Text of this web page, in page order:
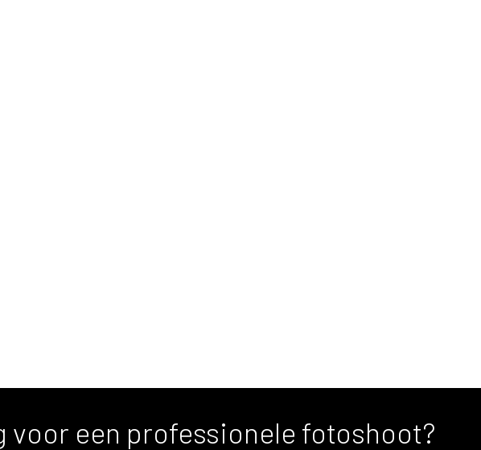
voor een professionele fotoshoot?